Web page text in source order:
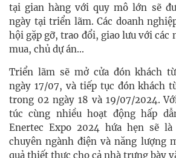
tại gian hàng với quy mô lớn sẽ
ngày tại triển lãm. Các doanh
hội gặp gỡ, trao đổi, giao lưu với các
mua, chủ dự án...
Triển lãm sẽ mở cửa đón khách
ngày 17/07, và tiếp tục đón khách
trong 02 ngày 18 và 19/07/2024.
túc cùng nhiều hoạt động hấp
Enertec Expo 2024 hứa hẹn sẽ
chuyên ngành điện và năng lượng
quả thiết thực cho cả nhà trưng bày